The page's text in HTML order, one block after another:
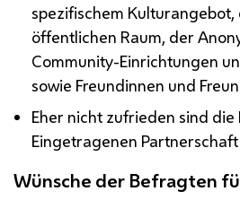
spezifischem Kulturangebot,
öffentlichen Raum, der
Community-Einrichtungen
sowie Freundinnen und
Eher nicht zufrieden sind
Eingetragenen Partnerschaft
Wünsche der Befragten